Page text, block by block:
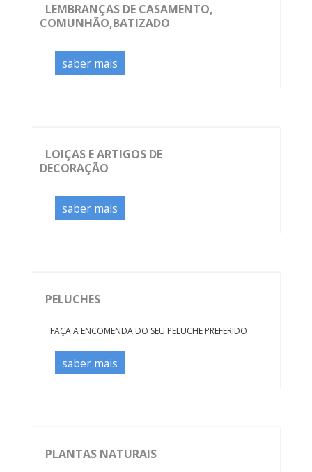
LEMBRANÇAS DE CASAMENTO,
COMUNHÃO,BATIZADO
saber mais
LOIÇAS E ARTIGOS DE
DECORAÇÃO
saber mais
PELUCHES
FAÇA A ENCOMENDA DO SEU PELUCHE PREFERIDO
saber mais
PLANTAS NATURAIS